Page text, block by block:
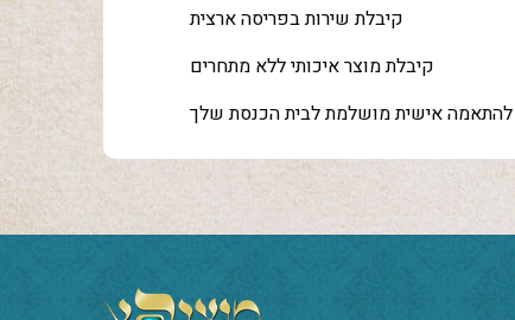
קיבלת שירות בפריסה ארצית
קיבלת מוצר איכותי ללא מתחרים